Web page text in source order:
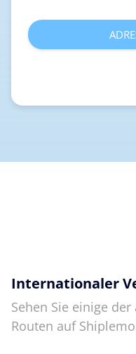
Internationaler
Sehen Sie einige
Routen auf